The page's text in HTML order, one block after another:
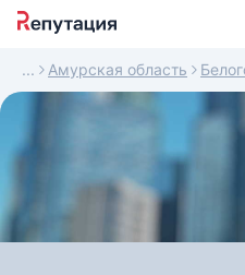
Амурская область